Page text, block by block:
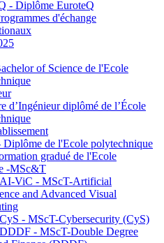
- Diplôme EuroteQ
d'échange
of Science de l'Ecole
d’Ingénieur diplômé de l’École
de l'Ecole polytechnique
gradué de l'Ecole
-MSc&T
ViC - MScT-Artificial
and Advanced Visual
- MScT-Cybersecurity (CyS)
- MScT-Double Degree